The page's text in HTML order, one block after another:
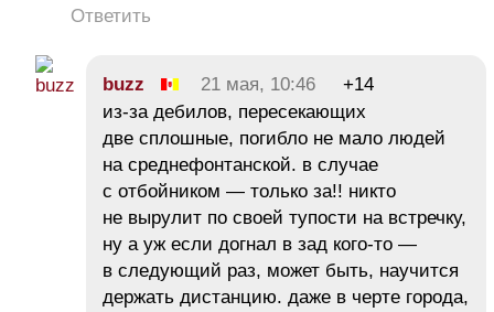
Ответить
buzz 21 мая, 10:46
+14
из-за дебилов, пересекающих
две сплошные, погибло не мало людей
на среднефонтанской. в случае
с отбойником — только за!! никто
не вырулит по своей тупости на встречку,
ну а уж если догнал в зад кого-то —
в следующий раз, может быть, научится
держать дистанцию. даже в черте города,